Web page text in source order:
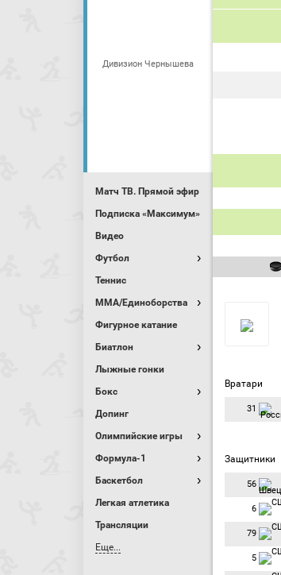
Дивизион Чернышева
Матч ТВ. Прямой эфир
Подписка «Максимум»
Видео
Футбол
Теннис
MMA/Единоборства
Фигурное катание
Биатлон
Лыжные гонки
Бокс
Допинг
Олимпийские игры
Формула-1
Баскетбол
Легкая атлетика
Трансляции
Еще...
Вратари
31
Защитники
56
6
79
5